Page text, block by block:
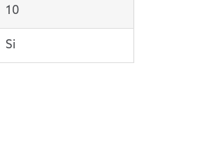
10
Si